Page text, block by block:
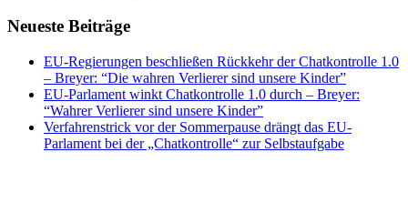
Neueste Beiträge
EU-Regierungen beschließen Rückkehr der Chatkontrolle 1.0
– Breyer: “Die wahren Verlierer sind unsere Kinder”
EU-Parlament winkt Chatkontrolle 1.0 durch – Breyer:
“Wahrer Verlierer sind unsere Kinder”
Verfahrenstrick vor der Sommerpause drängt das EU-
Parlament bei der „Chatkontrolle“ zur Selbstaufgabe